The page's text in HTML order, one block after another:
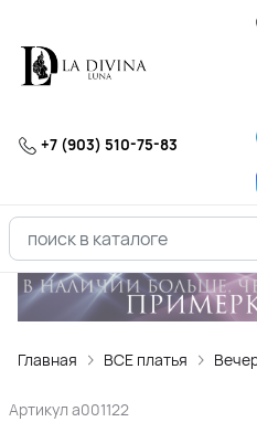
+7 (903) 510-75-83
Главная ВСЕ платья
Артикул a001122